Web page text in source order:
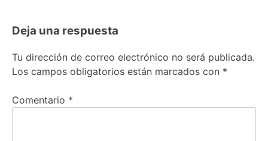
Deja una respuesta
Tu dirección de correo electrónico no será publicada.
Los campos obligatorios están marcados con *
Comentario *